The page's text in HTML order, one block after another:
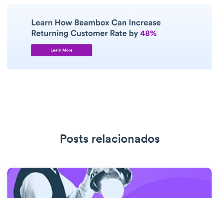
Posts relacionados